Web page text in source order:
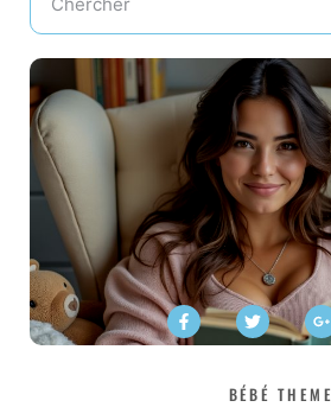
BÉBÉ THEME